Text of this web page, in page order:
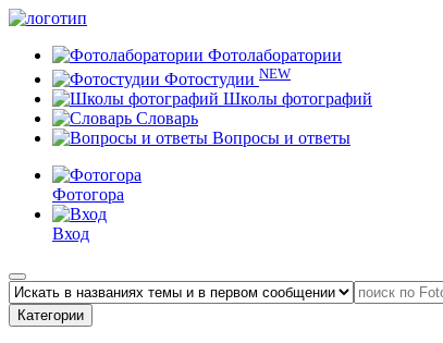
Фотолаборатории
Фотостудии NEW
Школы фотографий
Словарь
Вопросы и ответы
Фотогора
Вход
Категории